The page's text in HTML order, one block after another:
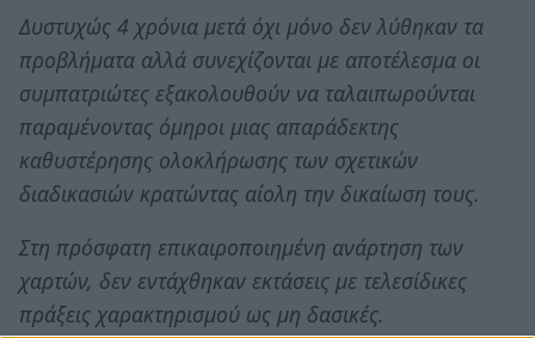
Δυστυχώς 4 χρόνια μετά όχι μόνο δεν λύθηκαν τα
προβλήματα αλλά συνεχίζονται με αποτέλεσμα οι
συμπατριώτες εξακολουθούν να ταλαιπωρούνται
παραμένοντας όμηροι μιας απαράδεκτης
καθυστέρησης ολοκλήρωσης των σχετικών
διαδικασιών κρατώντας αίολη την δικαίωση τους.
Στη πρόσφατη επικαιροποιημένη ανάρτηση των
χαρτών, δεν εντάχθηκαν εκτάσεις με τελεσίδικες
πράξεις χαρακτηρισμού ως μη δασικές.